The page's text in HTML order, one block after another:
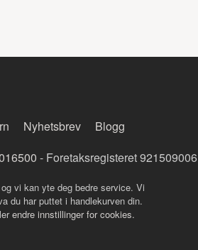
Nyhetsbrev
Blogg
- Foretaksregisteret 921509006
vi kan yte deg bedre service. Vi
du har puttet i handlekurven din.
endre innstillinger for cookies.